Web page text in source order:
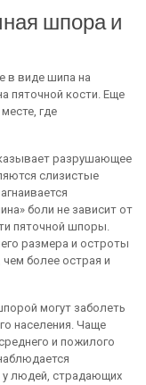
шпора и
в виде шипа на
пяточной кости. Еще
где
разрушающее
слизистые
боли не зависит от
пяточной шпоры.
размера и остроты
более острая и
могут заболеть
населения. Чаще
и пожилого
у людей, страдающих